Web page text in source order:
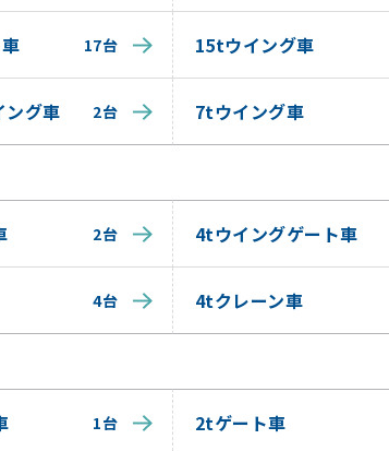
17台 15tウイング車
ング車 2台 7tウイング車
2台 4tウイングゲート車
4台 4tクレーン車
1台 2tゲート車